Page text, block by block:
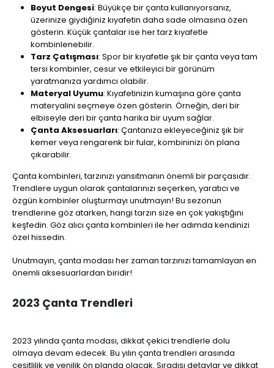
Boyut Dengesi: Büyükçe bir çanta kullanıyorsanız,
üzerinize giydiğiniz kıyafetin daha sade olmasına özen
gösterin. Küçük çantalar ise her tarz kıyafetle
kombinlenebilir.
Tarz Çatışması: Spor bir kıyafetle şık bir çanta veya tam
tersi kombinler, cesur ve etkileyici bir görünüm
yaratmanıza yardımcı olabilir.
Materyal Uyumu: Kıyafetinizin kumaşına göre çanta
materyalini seçmeye özen gösterin. Örneğin, deri bir
elbiseyle deri bir çanta harika bir uyum sağlar.
Çanta Aksesuarları: Çantanıza ekleyeceğiniz şık bir
kemer veya rengarenk bir fular, kombininizi ön plana
çıkarabilir.
Çanta kombinleri, tarzınızı yansıtmanın önemli bir parçasıdır.
Trendlere uygun olarak çantalarınızı seçerken, yaratıcı ve
özgün kombinler oluşturmayı unutmayın! Bu sezonun
trendlerine göz atarken, hangi tarzın size en çok yakıştığını
keşfedin. Göz alıcı çanta kombinleri ile her adımda kendinizi
özel hissedin.
Unutmayın, çanta modası her zaman tarzınızı tamamlayan en
önemli aksesuarlardan biridir!
2023 Çanta Trendleri
2023 yılında çanta modası, dikkat çekici trendlerle dolu
olmaya devam edecek. Bu yılın çanta trendleri arasında
çeşitlilik ve yenilik ön planda olacak. Sıradışı detaylar ve dikkat